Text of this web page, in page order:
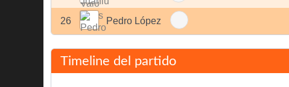
26 Pedro López
Timeline del partido